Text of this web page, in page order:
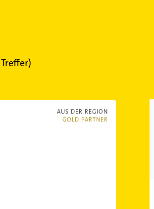
Treffer)
AUS DER REGION
GOLD PARTNER